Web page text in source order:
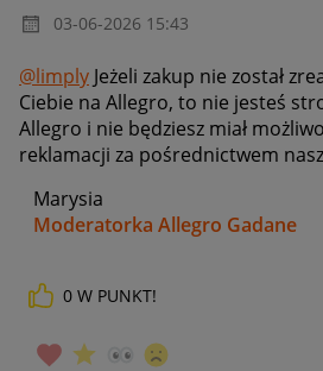
‎03-06-2026 15:43
@limply Jeżeli zakup nie został
Ciebie na Allegro, to nie jesteś
Allegro i nie będziesz miał
reklamacji za pośrednictwem
Marysia
Moderatorka Allegro Gadane
0 W PUNKT!